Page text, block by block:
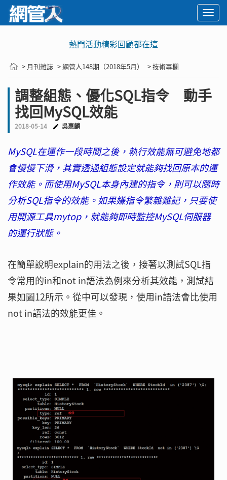
熱門活動精彩回顧都在這
> 月刊雜誌 > 網管人148期（2018年5月） > 技術專欄
調整組態、優化SQL指令 動手
找回MySQL效能
2018-05-14 吳惠麟
MySQL在運作一段時間之後，執行效能無可避免地都
會慢慢下滑，其實透過組態設定就能夠找回原本的運
作效能。而使用MySQL本身內建的指令，則可以隨時
分析SQL指令的效能。如果嫌指令繁雜難記，只要使
用開源工具mytop，就能夠即時監控MySQL伺服器
的運行狀態。
在簡單說明explain的用法之後，接著以測試SQL指
令常用的in和not in語法為例來分析其效能，測試結
果如圖12所示。從中可以發現，使用in語法會比使用
not in語法的效能更佳。